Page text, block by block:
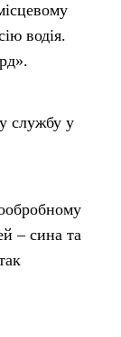
водія.
службу у
– сина та